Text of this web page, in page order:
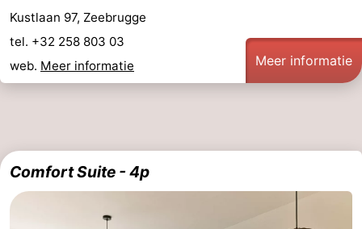
Kustlaan 97, Zeebrugge
tel. +32 258 803 03
web. Meer informatie Meer informatie
Comfort Suite - 4p